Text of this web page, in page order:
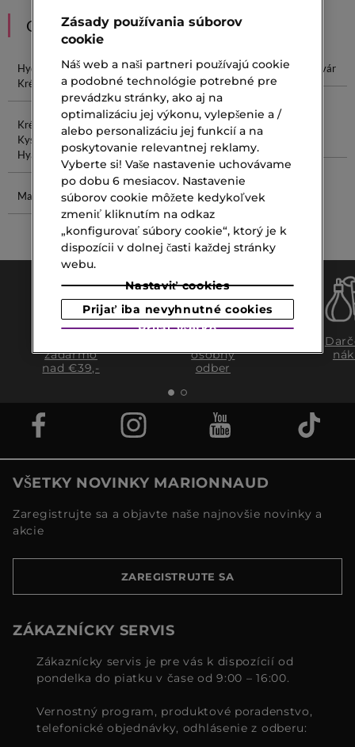
ODPORÚČANIA
Hydratačný
Krém
Krém Na
Ruky
Hydratačný
Krém Na Tvár
Krém Na Tvár
Krém S
Kyselinou
Hyalurónovou
Očný Krém
Vyplnenie
Vrások
Marc Jacobs
Olej Do
Kúpeľa Pre
Bábätká
zadarmo
nad €39,-
osobný
odber
VŠETKY NOVINKY MARIONNAUD
Zaregistrujte sa a objavte naše najnovšie novinky a
akcie
ZAREGISTRUJTE SA
ZÁKAZNÍCKY SERVIS
Zákaznícky servis je pre vás k dispozícií od
pondelka do piatku v čase od 9:00 – 16:00.
Vernostný program, produktové poradenstvo,
telefonické objednávky, odhlásenie z odberu:
Zásady používania súborov
cookie
Náš web a naši partneri používajú cookie
a podobné technológie potrebné pre
prevádzku stránky, ako aj na
optimalizáciu jej výkonu, vylepšenie a /
alebo personalizáciu jej funkcií a na
poskytovanie relevantnej reklamy.
Vyberte si! Vaše nastavenie uchovávame
po dobu 6 mesiacov. Nastavenie
súborov cookie môžete kedykoľvek
zmeniť kliknutím na odkaz
„konfigurovať súbory cookie“, ktorý je k
dispozícii v dolnej časti každej stránky
webu.
Nastaviť cookies
Prijať iba nevyhnutné cookies
Prijať všetko